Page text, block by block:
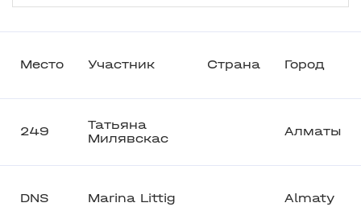
Место Участник Страна Город
249
Татьяна
Милявскас
Алматы
DNS Marina Littig Almaty